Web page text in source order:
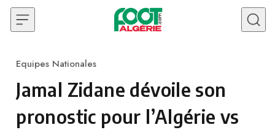
Skip to content
Category
Equipes Nationales
Jamal Zidane dévoile son
pronostic pour l’Algérie vs